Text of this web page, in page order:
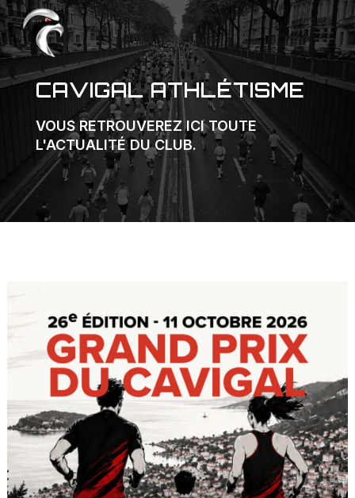
CAVIGAL ATHLÉTISME
VOUS RETROUVEREZ ICI TOUTE
L'ACTUALITÉ DU CLUB.